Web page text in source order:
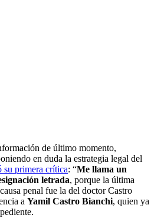
de último momento,
en duda la estrategia legal del
su primera crítica: “Me llama un
letrada, porque la última
penal fue la del doctor Castro
a Yamil Castro Bianchi, quien ya